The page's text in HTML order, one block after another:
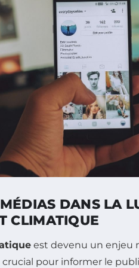
DANS LA
CLIMATIQUE
est devenu un enjeu
crucial pour informer le